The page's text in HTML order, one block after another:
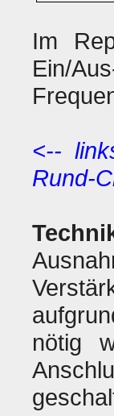
Im
Ein/
<--
Rund-
nötig